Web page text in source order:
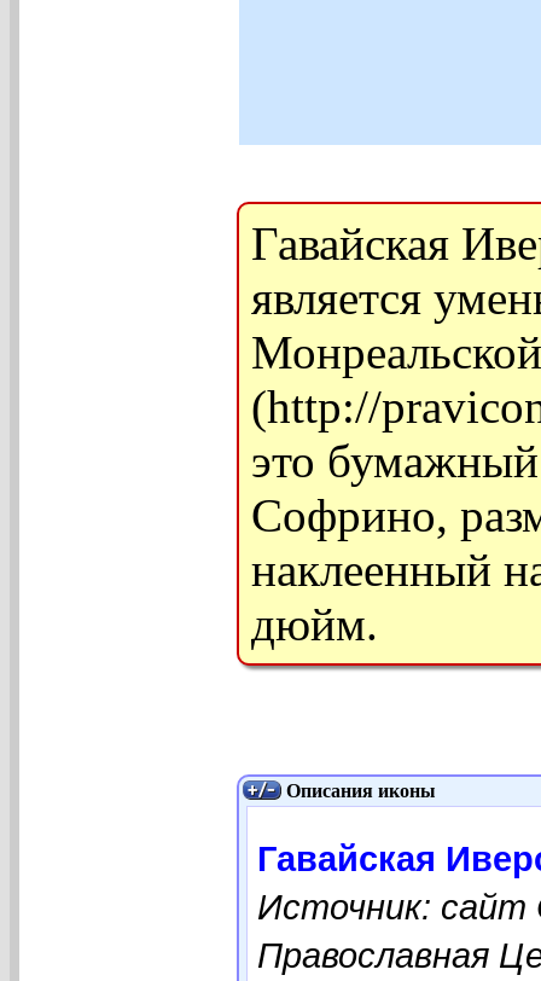
Гавайская
является
(http://
это
Софрино,
наклеенный
дюйм.
Описания иконы
Гавайская
Источник: сайт
Православная